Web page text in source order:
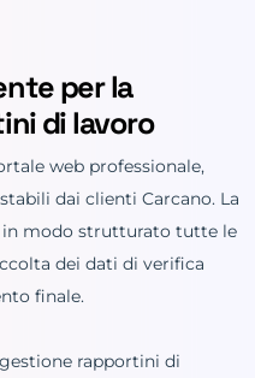
per la
di lavoro
web professionale,
dai clienti Carcano. La
modo strutturato tutte le
dei dati di verifica
finale.
rapportini di